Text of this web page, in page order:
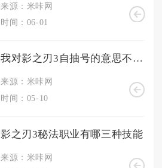
来源：米咔网
时间：06-01
我对影之刃3自抽号的意思不太明白可以解释一下吗
来源：米咔网
时间：05-10
影之刃3秘法职业有哪三种技能
来源：米咔网